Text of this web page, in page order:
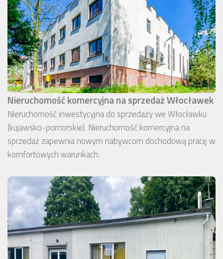
Nieruchomość komercyjna na sprzedaż Włocławek
Nieruchomość inwestycyjna do sprzedaży we Włocławku
(kujawsko-pomorskie). Nieruchomość komercyjna na
sprzedaż zapewnia nowym nabywcom dochodową pracę w
komfortowych warunkach.